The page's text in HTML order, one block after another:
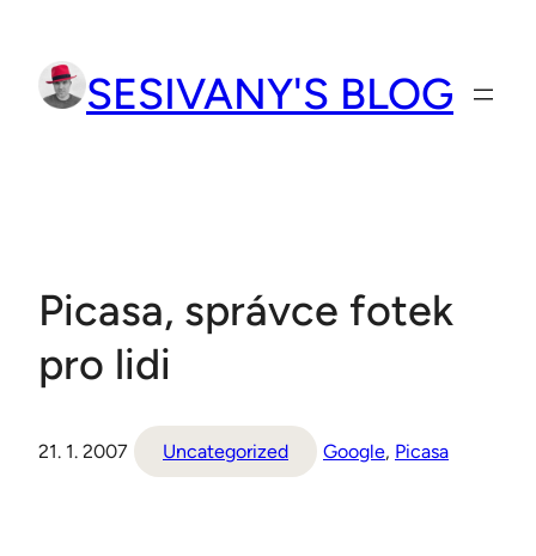
obsah
SESIVANY'S BLOG
Picasa, správce fotek
pro lidi
21. 1. 2007 Uncategorized Google, Picasa